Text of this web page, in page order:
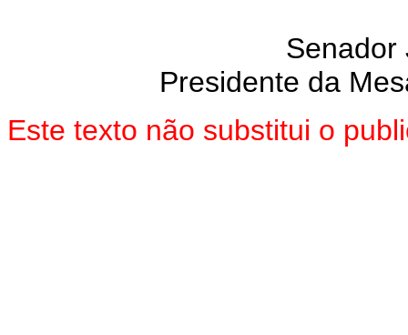
Senador
Presidente da
Este texto não substitui o